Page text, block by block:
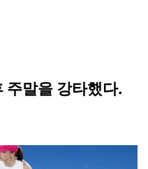
주말을 강타했다.